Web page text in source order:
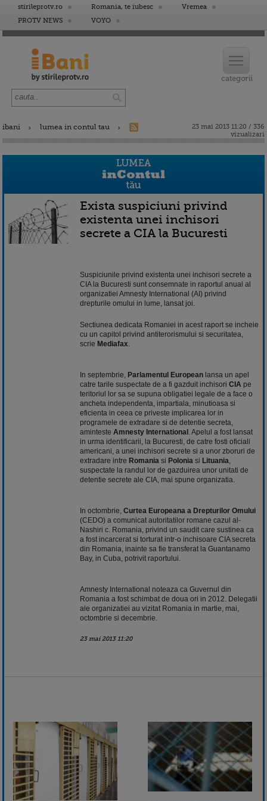
stirileprotv.ro Romania, te iubesc
Vremea
PROTV NEWS
VOYO
ibani lumea in contul tau
23 mai 2013 11:20 / 336
vizualizari
Exista suspiciuni privind
existenta unei inchisori
secrete a CIA la Bucuresti
Suspiciunile privind existenta unei inchisori secrete a
CIA la Bucuresti sunt consemnate in raportul anual al
organizatiei Amnesty International (AI) privind
drepturile omului in lume, lansat joi.
Sectiunea dedicata Romaniei in acest raport se incheie
cu un capitol privind antiterorismului si securitatea,
scrie Mediafax
In septembrie, Parlamentul European lansa un apel
catre tarile suspectate de a fi gazduit inchisori CIA pe
teritoriul lor sa se supuna obligatiei legale de a face o
ancheta independenta, impartiala, minutioasa si
eficienta in ceea ce priveste implicarea lor in
programele de extradare si de detentie secreta,
aminteste Amnesty International . Apelul a fost lansat
in urma identificarii, la Bucuresti, de catre fosti oficiali
americani, a unei inchisori secrete si a unor zboruri de
extradare intre Romania si Polonia si Lituania
suspectate la randul lor de gazduirea unor unitati de
detentie secrete ale CIA, mai spune organizatia.
In octombrie, Curtea Europeana a Drepturilor Omului
(CEDO) a comunicat autoritatilor romane cazul al-
Nashiri c. Romania, privind un saudit care sustinea ca
a fost incarcerat si torturat intr-o inchisoare CIA secreta
din Romania, inainte sa fie transferat la Guantanamo
Bay, in Cuba, potrivit raportului.
Amnesty International noteaza ca Guvernul din
Romania a fost schimbat de doua ori in 2012. Delegatii
ale organizatiei au vizitat Romania in martie, mai,
octombrie si decembrie.
23 mai 2013 11:20